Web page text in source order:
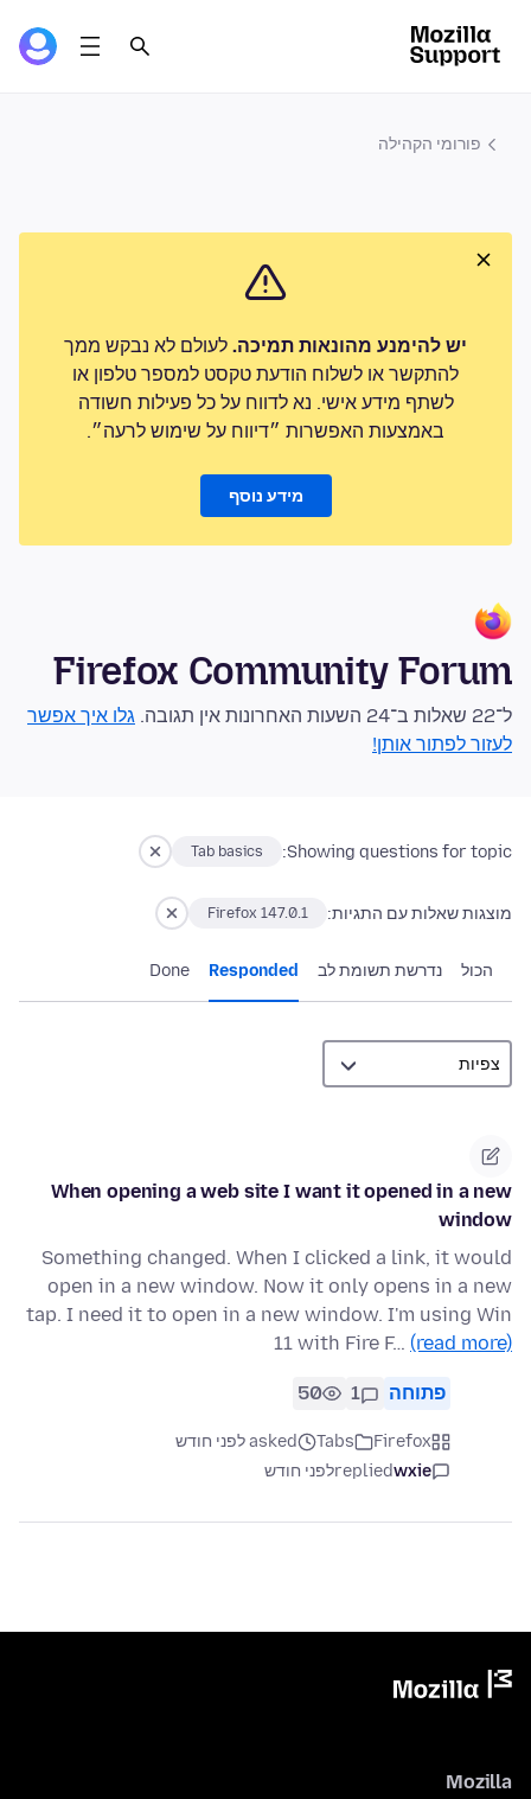
פורומי הקהילה
יש להימנע מהונאות תמיכה. לעולם לא נבקש ממך
להתקשר או לשלוח הודעת טקסט למספר טלפון או
לשתף מידע אישי. נא לדווח על כל פעילות חשודה
באמצעות האפשרות ״דיווח על שימוש לרעה״.
מידע נוסף
Firefox Community Forum
ל־22 שאלות ב־24 השעות האחרונות אין תגובה.
גלו איך אפשר
לעזור לפתור אותן!
Showing questions for topic:
Tab basics
מוצגות שאלות עם התגיות: Firefox 147.0.1
הכול נדרשת תשומת לב Responded
Done
When opening a web site I want it opened in a new
window
Something changed. When I clicked a link, it would
open in a new window. Now it only opens in a new
tap. I need it to open in a new window. I'm using Win
11 with Fire F… (read more)
פתוחה 1
50
Firefox
Tabs
asked לפני חודש
wxie
repliedלפני חודש
Mozilla